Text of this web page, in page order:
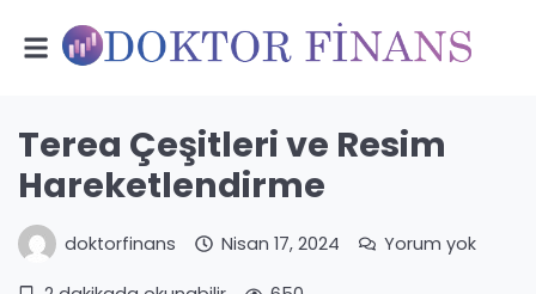
Terea Çeşitleri ve Resim
Hareketlendirme
doktorfinans Nisan 17, 2024 Yorum yok